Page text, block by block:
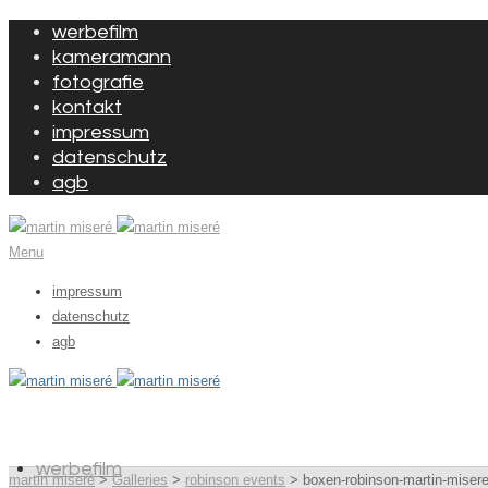
werbefilm
kameramann
fotografie
kontakt
impressum
datenschutz
agb
Menu
impressum
datenschutz
agb
werbefilm
martin miseré>Galleries > robinson events > boxen-robinson-martin-misere